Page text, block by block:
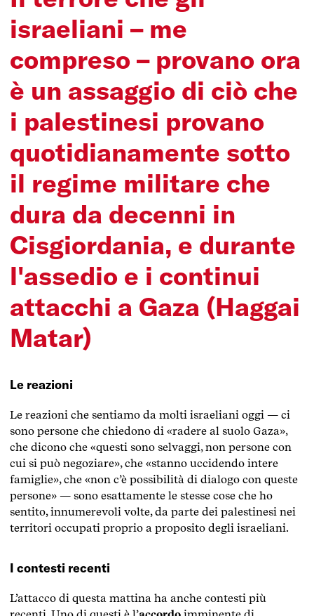
israeliani – me
compreso – provano ora
è un assaggio di ciò che
i palestinesi provano
quotidianamente sotto
il regime militare che
dura da decenni in
Cisgiordania, e durante
l'assedio e i continui
attacchi a Gaza (Haggai
Matar)
Le reazioni
Le reazioni che sentiamo da molti israeliani oggi — ci
sono persone che chiedono di «radere al suolo Gaza»,
che dicono che «questi sono selvaggi, non persone con
cui si può negoziare», che «stanno uccidendo intere
famiglie», che «non c’è possibilità di dialogo con queste
persone» — sono esattamente le stesse cose che ho
sentito, innumerevoli volte, da parte dei palestinesi nei
territori occupati proprio a proposito degli israeliani.
I contesti recenti
L’attacco di questa mattina ha anche contesti più